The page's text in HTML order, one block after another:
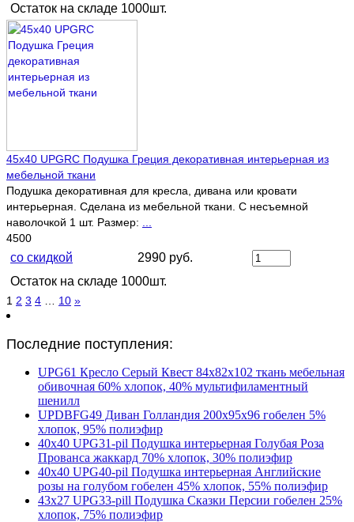
Остаток на складе 1000шт.
45х40 UPGRC Подушка Греция декоративная интерьерная из
мебельной ткани
Подушка декоративная для кресла, дивана или кровати
интерьерная. Сделана из мебельной ткани. С несъемной
наволочкой 1 шт. Размер:
4500
со скидкой
2990 руб.
Остаток на складе 1000шт.
1 2 3 4 10 »
Последние поступления:
UPG61 Кресло Серый Квест 84х82х102 ткань мебельная
обивочная 60% хлопок, 40% мультифиламентный
шенилл
UPDBFG49 Диван Голландия 200х95х96 гобелен 5%
хлопок, 95% полиэфир
40х40 UPG31-pil Подушка интерьерная Голубая Роза
Прованса жаккард 70% хлопок, 30% полиэфир
40х40 UPG40-pil Подушка интерьерная Английские
розы на голубом гобелен 45% хлопок, 55% полиэфир
43х27 UPG33-pill Подушка Сказки Персии гобелен 25%
хлопок, 75% полиэфир